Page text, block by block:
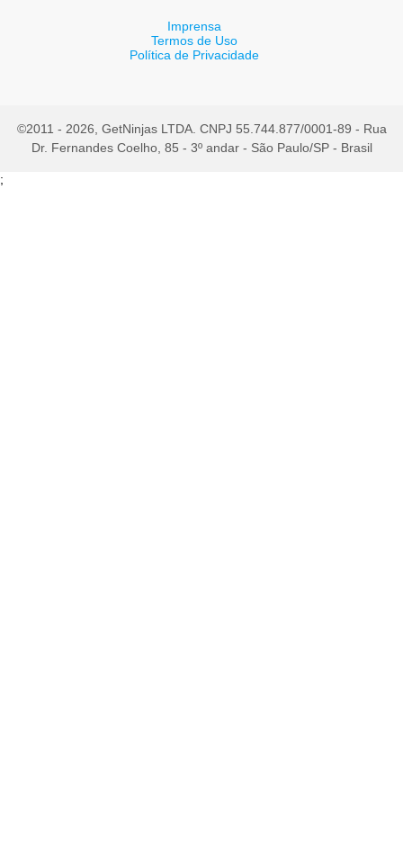
Imprensa
Termos de Uso
Política de Privacidade
©2011 - 2026, GetNinjas LTDA. CNPJ 55.744.877/0001-89 - Rua
Dr. Fernandes Coelho, 85 - 3º andar - São Paulo/SP - Brasil
;